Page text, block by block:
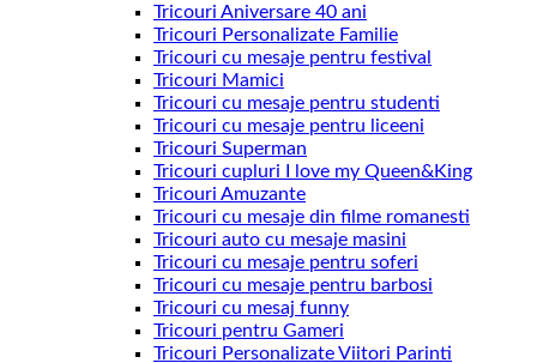
Tricouri Aniversare 40 ani
Tricouri Personalizate Familie
Tricouri cu mesaje pentru festival
Tricouri Mamici
Tricouri cu mesaje pentru studenti
Tricouri cu mesaje pentru liceeni
Tricouri Superman
Tricouri cupluri I love my Queen&King
Tricouri Amuzante
Tricouri cu mesaje din filme romanesti
Tricouri auto cu mesaje masini
Tricouri cu mesaje pentru soferi
Tricouri cu mesaje pentru barbosi
Tricouri cu mesaj funny
Tricouri pentru Gameri
Tricouri Personalizate Viitori Parinti